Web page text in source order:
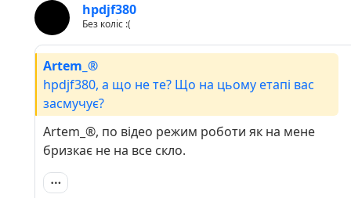
hpdjf380
Без коліс :(
Artem_®
hpdjf380, а що не те? Що на цьому етапі вас
засмучує?
Artem_®, по відео режим роботи як на мене
бризкає не на все скло.